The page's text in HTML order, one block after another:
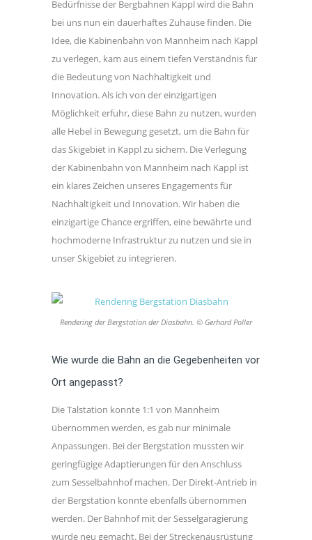
Bedürfnisse der Bergbahnen Kappl wird die Bahn
bei uns nun ein dauerhaftes Zuhause finden. Die
Idee, die Kabinenbahn von Mannheim nach Kappl
zu verlegen, kam aus einem tiefen Verständnis für
die Bedeutung von Nachhaltigkeit und
Innovation. Als ich von der einzigartigen
Möglichkeit erfuhr, diese Bahn zu nutzen, wurden
alle Hebel in Bewegung gesetzt, um die Bahn für
das Skigebiet in Kappl zu sichern. Die Verlegung
der Kabinenbahn von Mannheim nach Kappl ist
ein klares Zeichen unseres Engagements für
Nachhaltigkeit und Innovation. Wir haben die
einzigartige Chance ergriffen, eine bewährte und
hochmoderne Infrastruktur zu nutzen und sie in
unser Skigebiet zu integrieren.
Rendering der Bergstation der Diasbahn. © Gerhard Poller
Wie wurde die Bahn an die Gegebenheiten vor
Ort angepasst?
Die Talstation konnte 1:1 von Mannheim
übernommen werden, es gab nur minimale
Anpassungen. Bei der Bergstation mussten wir
geringfügige Adaptierungen für den Anschluss
zum Sesselbahnhof machen. Der Direkt-Antrieb in
der Bergstation konnte ebenfalls übernommen
werden. Der Bahnhof mit der Sesselgaragierung
wurde neu gemacht. Bei der Streckenausrüstung